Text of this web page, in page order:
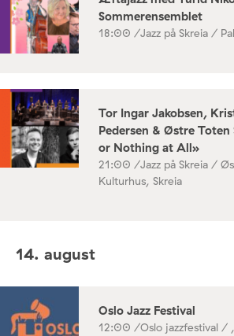
Sommerensemblet
18:00 /Jazz på Skreia /
Tor Ingar Jakobsen,
Pedersen & Østre
or Nothing at All»
21:00 /Jazz på Skreia /
Kulturhus, Skreia
14. august
Oslo Jazz Festival
12:00 /Oslo jazzfestival / ,